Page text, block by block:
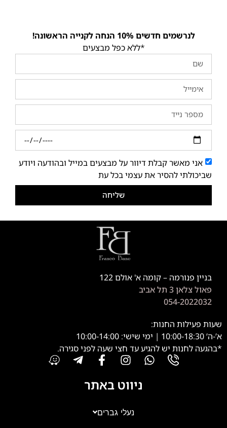
לנרשמים חדשים 10% הנחה לקנייה הראשונה!
*ללא כפל מבצעים
אני מאשר קבלת דיוור על מבצעים במייל ובהודעה ויודע
שביכולתי להסיר את עצמי בכל עת
שליחה
בניין פנורמה – קומה א' אולם 122
פאול צלאן 3 תל אביב
054-2022032
שעות פעילות החנות:
א’-ה’ 10:00-18:30 | ימי שישי: 10:00-14:00
*בהגעה לחנות יש להגיע עד חצי שעה לפני סגירה.
ניווט באתר
נעלי גברים